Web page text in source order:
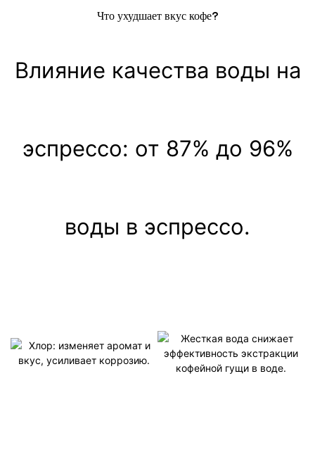
Что ухудшает вкус кофе?
Влияние качества воды на
эспрессо: от 87% до 96%
воды в эспрессо.
Хлор: изменяет аромат и
вкус, усиливает коррозию.
кофейной гущи в воде.
——Слишком низкая степень
экстракции кофе приведет к
более легкому или более
кислому вкусу.